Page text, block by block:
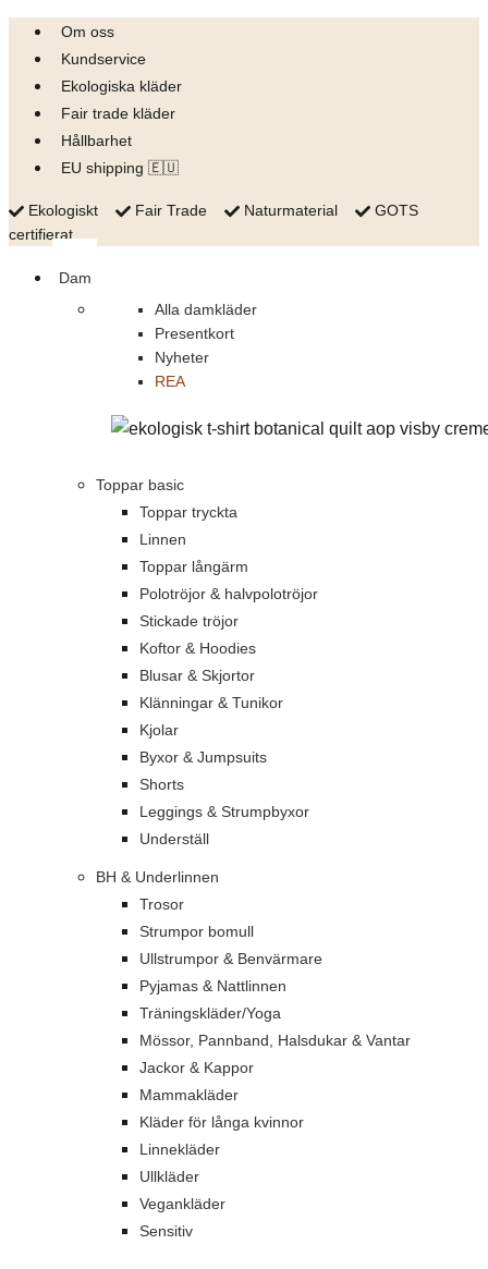
Skip
content
Om oss
Kundservice
Ekologiska kläder
Fair trade kläder
Hållbarhet
EU shipping 🇪🇺
Ekologiskt Fair Trade Naturmaterial
GOTS
certifierat
Dam
Alla damkläder
Presentkort
Nyheter
REA
Toppar basic
Toppar tryckta
Linnen
Toppar långärm
Polotröjor & halvpolotröjor
Stickade tröjor
Koftor & Hoodies
Blusar & Skjortor
Klänningar & Tunikor
Kjolar
Byxor & Jumpsuits
Shorts
Leggings & Strumpbyxor
Underställ
BH & Underlinnen
Trosor
Strumpor bomull
Ullstrumpor & Benvärmare
Pyjamas & Nattlinnen
Träningskläder/Yoga
Mössor, Pannband, Halsdukar & Vantar
Jackor & Kappor
Mammakläder
Kläder för långa kvinnor
Linnekläder
Ullkläder
Vegankläder
Sensitiv